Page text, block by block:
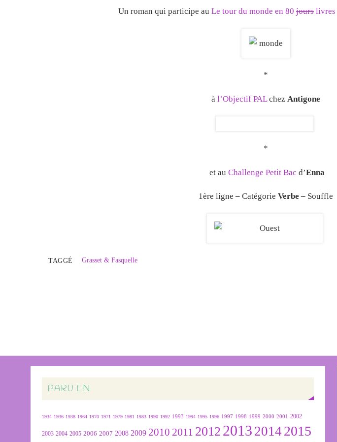
Un roman qui participe au Le tour du monde en 80 jours livres
*
à l’Objectif PALchez Antigone
*
et au Challenge Petit Bac d’Enna
1ère ligne – Catégorie Verbe – Souffle
TAGGÉ Grasset & Fasquelle
PARU EN
1934 1936 1938 1964 1970 1971 1979 1981 1983 1990 1992 1993 1994 1995 1996 1997 1998 1999 2000 2001 2002
2003 2004 2005 2006 2007 2008 2009 2010 2011 2012 2013 2014 2015